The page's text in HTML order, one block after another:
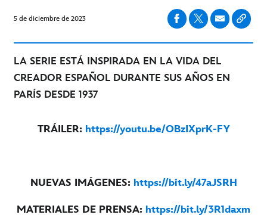
5 de diciembre de 2023
LA SERIE ESTÁ INSPIRADA EN LA VIDA DEL
CREADOR ESPAÑOL DURANTE SUS AÑOS EN
PARÍS DESDE 1937
TRÁILER: https://youtu.be/OBzIXprK-FY
NUEVAS IMÁGENES: https://bit.ly/47aJSRH
MATERIALES DE PRENSA: https://bit.ly/3R1daxm